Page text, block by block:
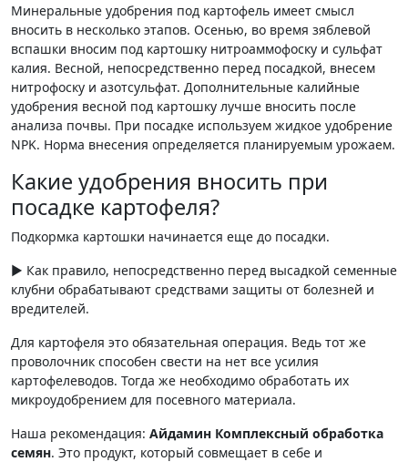
Минеральные удобрения под картофель имеет смысл
вносить в несколько этапов. Осенью, во время зяблевой
вспашки вносим под картошку нитроаммофоску и сульфат
калия. Весной, непосредственно перед посадкой, внесем
нитрофоску и азотсульфат. Дополнительные калийные
удобрения весной под картошку лучше вносить после
анализа почвы. При посадке используем жидкое удобрение
NPK. Норма внесения определяется планируемым урожаем.
Какие удобрения вносить при
посадке картофеля?
Подкормка картошки начинается еще до посадки.
► Как правило, непосредственно перед высадкой семенные
клубни обрабатывают средствами защиты от болезней и
вредителей.
Для картофеля это обязательная операция. Ведь тот же
проволочник способен свести на нет все усилия
картофелеводов. Тогда же необходимо обработать их
микроудобрением для посевного материала.
Наша рекомендация: Айдамин Комплексный обработка
семян. Это продукт, который совмещает в себе и